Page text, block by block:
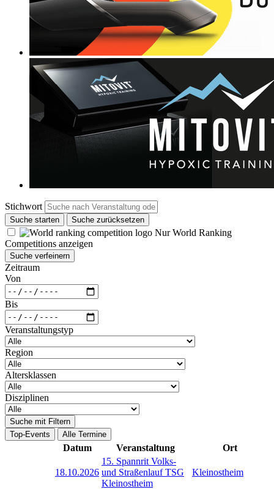
Stichwort
Suche starten Suche zurücksetzen
Nur World Ranking
Competitions anzeigen
Suche verfeinern
Zeitraum
Von
Bis
Veranstaltungstyp
Region
Altersklassen
Disziplinen
Suche mit Filtern
Top-Events
Alle Termine
Datum Veranstaltung Ort
18.10.2026
15. Spannrit Volks-
und Straßenlauf TSG
Kleinostheim
Kleinostheim